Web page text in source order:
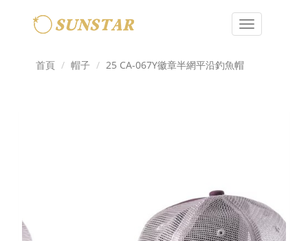
Toggle
首頁
帽子 25 CA-067Y徽章半網平沿釣魚帽